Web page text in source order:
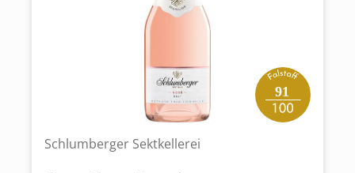
91
Schlumberger Sektkellerei